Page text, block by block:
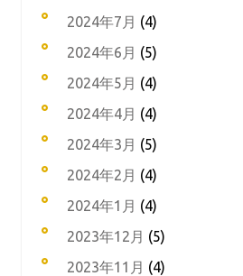
2024年7月 (4)
2024年6月 (5)
2024年5月 (4)
2024年4月 (4)
2024年3月 (5)
2024年2月 (4)
2024年1月 (4)
2023年12月 (5)
2023年11月 (4)